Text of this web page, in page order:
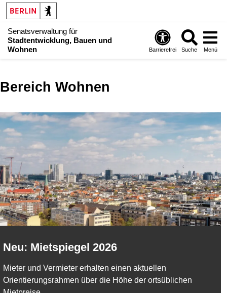
Senatsverwaltung für
Stadtentwicklung, Bauen und
Wohnen
Barrierefrei Suche Menü
Bereich Wohnen
Neu: Mietspiegel 2026
Mieter und Vermieter erhalten einen aktuellen
Orientierungsrahmen über die Höhe der ortsüblichen